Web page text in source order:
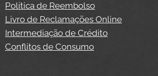
Política de Reembolso
Livro de Reclamações Online
Intermediação de Crédito
Conflitos de Consumo